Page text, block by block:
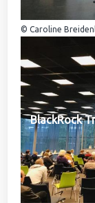
© Caroline
BlackRock